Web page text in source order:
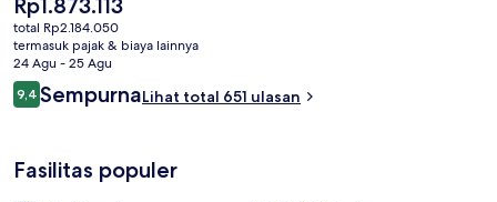
menit.
saat
ini
Rp1.873.113
Rp1.873.113
total Rp2.184.050
termasuk pajak & biaya lainnya
24 Agu - 25 Agu
Ulasan
9,49,4 dari 10
SempurnaLihat total 651 ulasan
Fasilitas populer